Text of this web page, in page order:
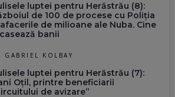
luptei pentru Herăstrău (8):
de 100 de procese cu Poliția
de milioane ale Nuba. Cine
banii
GABRIEL KOLBAY
luptei pentru Herăstrău (7):
Oțil, printre beneficiarii
de avizare”